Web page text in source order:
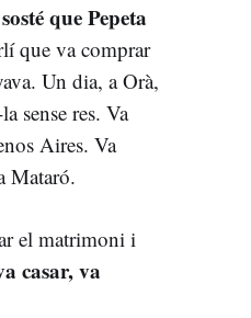
sosté que Pepeta
que va comprar
Un dia, a Orà,
sense res. Va
Aires. Va
Mataró.
el matrimoni i
casar, va